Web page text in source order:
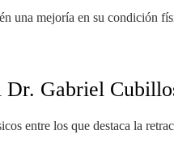
una mejoría en su condición
Dr. Gabriel
entre los que destaca la